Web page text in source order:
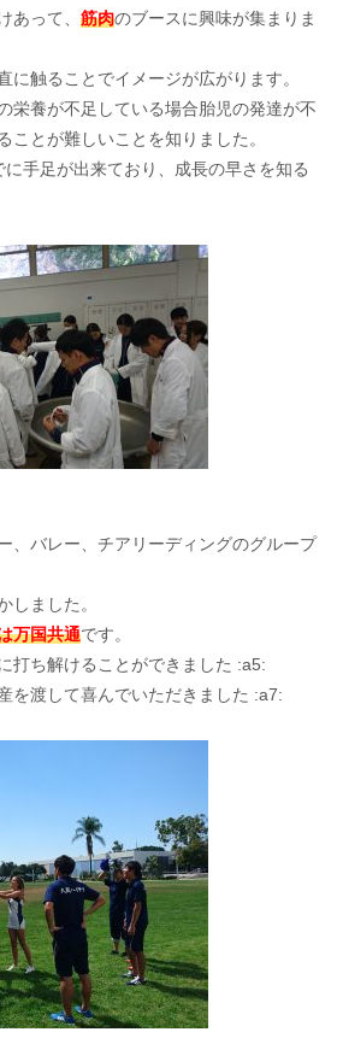
あって、筋肉のブースに興味が集まりま
に触ることでイメージが広がります。
栄養が不足している場合胎児の発達が不
ことが難しいことを知りました。
手足が出来ており、成長の早さを知る
、バレー、チアリーディングのグループ
しました。
万国共通です。
打ち解けることができました :a5:
を渡して喜んでいただきました :a7: